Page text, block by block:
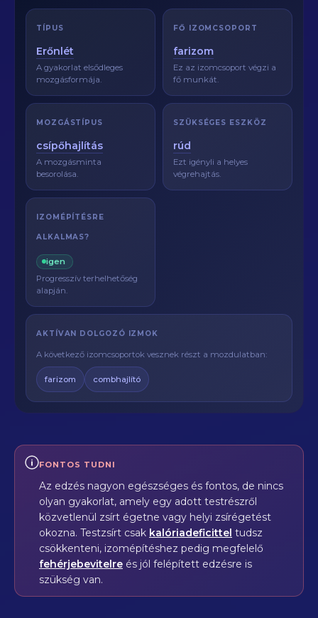
TÍPUS
Erőnlét
A gyakorlat elsődleges
mozgásformája.
FŐ IZOMCSOPORT
farizom
Ez az izomcsoport végzi a
fő munkát.
MOZGÁSTÍPUS
csípőhajlítás
A mozgásminta
besorolása.
SZÜKSÉGES ESZKÖZ
rúd
Ezt igényli a helyes
végrehajtás.
IZOMÉPÍTÉSRE
ALKALMAS?
igen
Progresszív terhelhetőség
alapján.
AKTÍVAN DOLGOZÓ IZMOK
A következő izomcsoportok vesznek részt a mozdulatban:
farizom combhajlító
FONTOS TUDNI
Az edzés nagyon egészséges és fontos, de nincs
olyan gyakorlat, amely egy adott testrészről
közvetlenül zsírt égetne vagy helyi zsírégetést
okozna. Testzsírt csak kalóriadeficittel tudsz
csökkenteni, izomépítéshez pedig megfelelő
fehérjebevitelre és jól felépített edzésre is
szükség van.